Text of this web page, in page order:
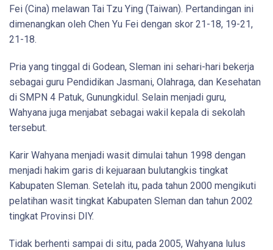
Fei (Cina) melawan Tai Tzu Ying (Taiwan). Pertandingan ini
dimenangkan oleh Chen Yu Fei dengan skor 21-18, 19-21,
21-18.
Pria yang tinggal di Godean, Sleman ini sehari-hari bekerja
sebagai guru Pendidikan Jasmani, Olahraga, dan Kesehatan
di SMPN 4 Patuk, Gunungkidul. Selain menjadi guru,
Wahyana juga menjabat sebagai wakil kepala di sekolah
tersebut.
Karir Wahyana menjadi wasit dimulai tahun 1998 dengan
menjadi hakim garis di kejuaraan bulutangkis tingkat
Kabupaten Sleman. Setelah itu, pada tahun 2000 mengikuti
pelatihan wasit tingkat Kabupaten Sleman dan tahun 2002
tingkat Provinsi DIY.
Tidak berhenti sampai di situ, pada 2005, Wahyana lulus